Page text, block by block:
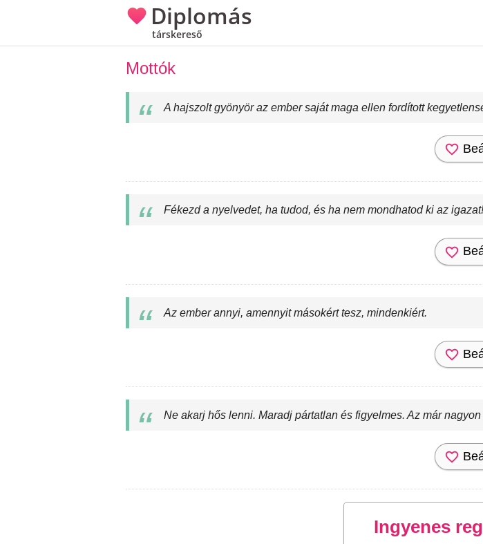
Diplomás
társkereső
Mottók
A hajszolt gyönyör az ember saját maga ellen fordított
Fékezd a nyelvedet, ha tudod, és ha nem mondhatod ki az igazat!
Az ember annyi, amennyit másokért tesz, mindenkiért.
Ne akarj hős lenni. Maradj pártatlan és figyelmes. Az már nagyon
Ingyenes